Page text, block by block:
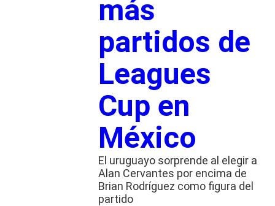
más
partidos de
Leagues
Cup en
México
El uruguayo sorprende al elegir a
Alan Cervantes por encima de
Brian Rodríguez como figura del
partido